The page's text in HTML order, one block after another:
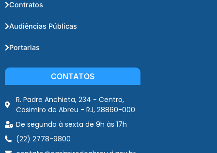
Contratos
Audiências Públicas
Portarias
CONTATOS
R. Padre Anchieta, 234 - Centro,
Casimiro de Abreu - RJ, 28860-000
De segunda à sexta de 9h às 17h
(22) 2778-9800